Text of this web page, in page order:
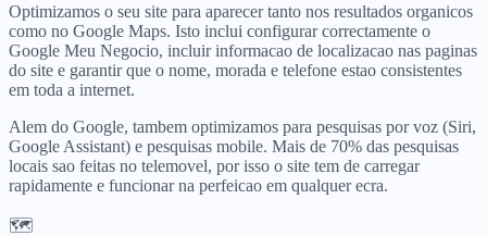
Optimizamos o seu site para aparecer tanto nos resultados organicos
como no Google Maps. Isto inclui configurar correctamente o
Google Meu Negocio, incluir informacao de localizacao nas paginas
do site e garantir que o nome, morada e telefone estao consistentes
em toda a internet.
Alem do Google, tambem optimizamos para pesquisas por voz (Siri,
Google Assistant) e pesquisas mobile. Mais de 70% das pesquisas
locais sao feitas no telemovel, por isso o site tem de carregar
rapidamente e funcionar na perfeicao em qualquer ecra.
🗺️